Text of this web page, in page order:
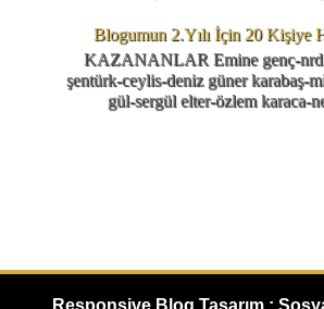
Blogumun 2.Yılı İçin 20 Kişiye
KAZANANLAR Emine genç-nrd
şentürk-ceylis-deniz güner karabaş-
gül-sergül elter-özlem karaca-
Responsive Blog Tasarım :